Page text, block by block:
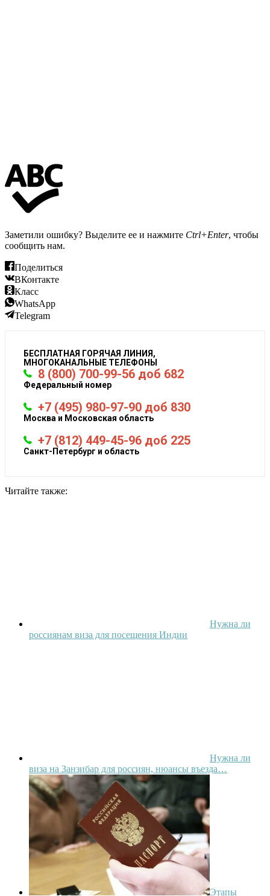
Заметили ошибку? Выделите ее и нажмите Ctrl+Enter, чтобы
сообщить нам.
Поделиться
ВКонтакте
Класс
WhatsApp
Telegram
БЕСПЛАТНАЯ ГОРЯЧАЯ ЛИНИЯ,
МНОГОКАНАЛЬНЫЕ ТЕЛЕФОНЫ
8 (800) 700-99-56 доб 682
Федеральный номер
+7 (495) 980-97-90 доб 830
Москва и Московская область
+7 (812) 449-45-96 доб 225
Санкт-Петербург и область
Читайте также:
Нужна ли
россиянам виза для посещения Индии
Нужна ли
виза на Занзибар для россиян, нюансы въезда…
Этапы